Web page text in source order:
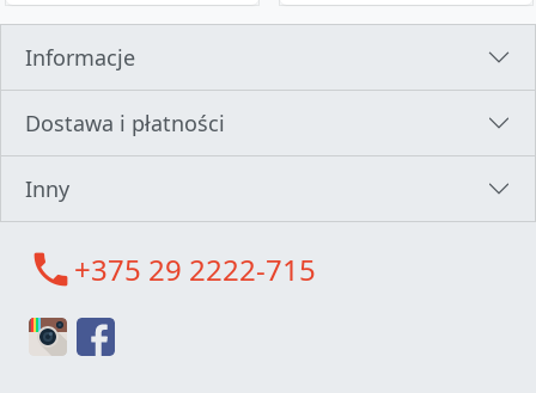
Informacje
Dostawa i płatności
Inny
call+375 29 2222-715